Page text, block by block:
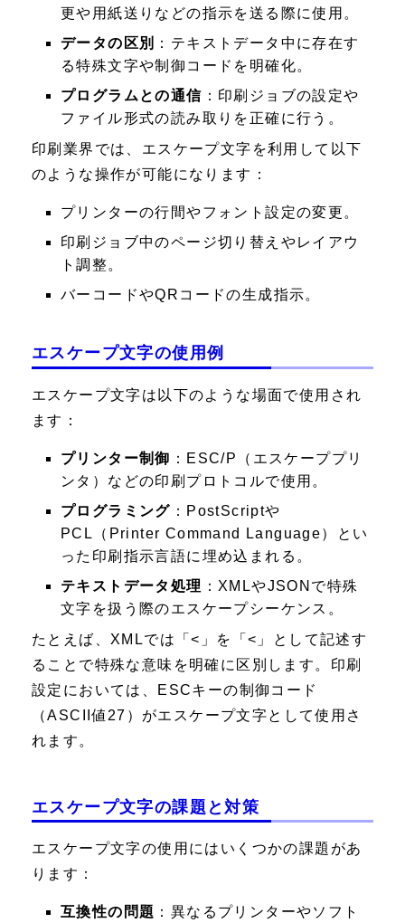
更や用紙送りなどの指示を送る際に使用。
データの区別
：テキストデータ中に存在す
る特殊文字や制御コードを明確化。
プログラムとの通信 ：印刷ジョブの設定や
ファイル形式の読み取りを正確に行う。
印刷業界では、エスケープ文字を利用して以下
のような操作が可能になります：
プリンターの行間やフォント設定の変更。
印刷ジョブ中のページ切り替えやレイアウ
ト調整。
バーコードやQRコードの生成指示。
エスケープ文字の使用例
エスケープ文字は以下のような場面で使用され
ます：
プリンター制御 ：ESC/P（エスケーププリ
ンタ）などの印刷プロトコルで使用。
プログラミング ：PostScriptや
PCL（Printer Command Language）とい
った印刷指示言語に埋め込まれる。
テキストデータ処理 ：XMLやJSONで特殊
文字を扱う際のエスケープシーケンス。
たとえば、XMLでは「<」を「<」として記述す
ることで特殊な意味を明確に区別します。印刷
設定においては、ESCキーの制御コード
（ASCII値27）がエスケープ文字として使用さ
れます。
エスケープ文字の課題と対策
エスケープ文字の使用にはいくつかの課題があ
ります：
互換性の問題 ：異なるプリンターやソフト